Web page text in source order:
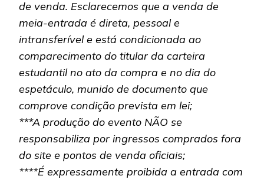
de venda. Esclarecemos que a venda de
meia-entrada é direta, pessoal e
intransferível e está condicionada ao
comparecimento do titular da carteira
estudantil no ato da compra e no dia do
espetáculo, munido de documento que
comprove condição prevista em lei;
***A produção do evento NÃO se
responsabiliza por ingressos comprados fora
do site e pontos de venda oficiais;
****É expressamente proibida a entrada com